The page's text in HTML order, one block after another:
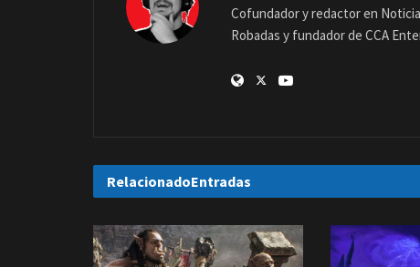
Cofundador y redactor en
Robadas y fundador de CCA
RelacionadoEntradas